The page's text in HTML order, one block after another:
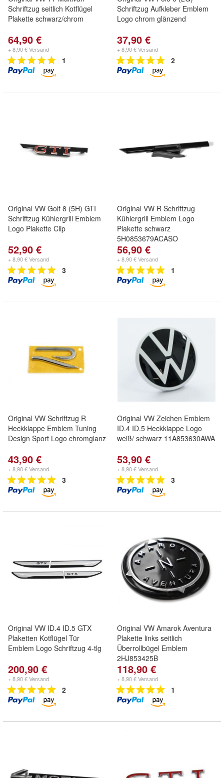
Schriftzug seitlich Kotflügel
Plakette schwarz/chrom
64,90 €
+ 8,90 € Versand
1
Schriftzug Aufkleber Emblem
Logo chrom glänzend
37,90 €
+ 8,90 € Versand
2
Original VW Golf 8 (5H) GTI
Schriftzug Kühlergrill Emblem
Logo Plakette Clip
52,90 €
+ 8,90 € Versand
3
Original VW R Schriftzug
Kühlergrill Emblem Logo
Plakette schwarz
5H0853679ACASO
56,90 €
+ 8,90 € Versand
1
Original VW Schriftzug R
Heckklappe Emblem Tuning
Design Sport Logo chromglanz
43,90 €
+ 8,90 € Versand
3
Original VW Zeichen Emblem
ID.4 ID.5 Heckklappe Logo
weiß/ schwarz 11A853630AWA
53,90 €
+ 8,90 € Versand
3
Original VW ID.4 ID.5 GTX
Plaketten Kotflügel Tür
Emblem Logo Schriftzug 4-tlg
200,90 €
+ 8,90 € Versand
2
Original VW Amarok Aventura
Plakette links seitlich
Überrollbügel Emblem
2HJ853425B
118,90 €
+ 8,90 € Versand
1